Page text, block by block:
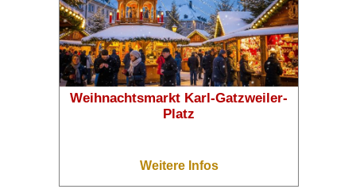
Weihnachtsmarkt Karl-Gatzweiler-
Platz
Weitere Infos